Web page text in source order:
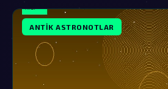
ANTIK ASTRONOTLAR